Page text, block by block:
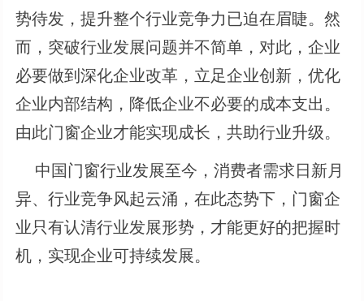
势待发，提升整个行业竞争力已迫在眉睫。然
而，突破行业发展问题并不简单，对此，企业
必要做到深化企业改革，立足企业创新，优化
企业内部结构，降低企业不必要的成本支出。
由此门窗企业才能实现成长，共助行业升级。
中国门窗行业发展至今，消费者需求日新月
异、行业竞争风起云涌，在此态势下，门窗企
业只有认清行业发展形势，才能更好的把握时
机，实现企业可持续发展。